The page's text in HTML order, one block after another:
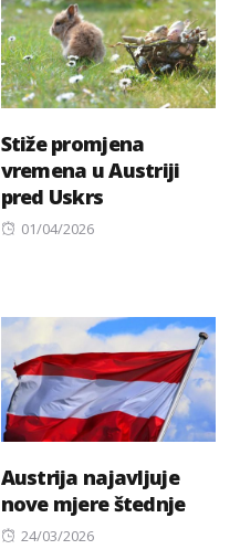
Stiže promjena
vremena u Austriji
pred Uskrs
Posted
01/04/2026
Austrija najavljuje
nove mjere štednje
Posted
24/03/2026